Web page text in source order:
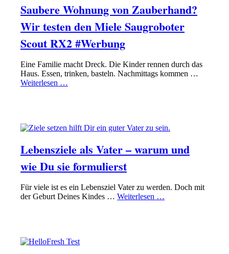
Saubere Wohnung von Zauberhand?
Wir testen den Miele Saugroboter
Scout RX2 #Werbung
Eine Familie macht Dreck. Die Kinder rennen durch das
Haus. Essen, trinken, basteln. Nachmittags kommen …
Weiterlesen …
Lebensziele als Vater – warum und
wie Du sie formulierst
Für viele ist es ein Lebensziel Vater zu werden. Doch mit
der Geburt Deines Kindes … Weiterlesen …